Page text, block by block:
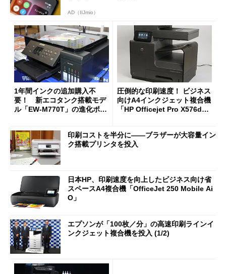
AD（IIJmio）
1年間インクの追加購入不
要！ 新エコタンク搭載モデ
ル「EW-M770T」の進化ポイ
圧倒的な印刷速度！ ビジネス
向けA4インクジェット複合機
「HP Officejet Pro X576d
印刷コストを半分に――ブラザーが大容量イン
ク搭載プリンタを投入
日本HP、印刷速度を向上したビジネス向け省
スペースA4複合機「OfficeJet 250 Mobile Ai
O」
エプソンが「100枚／分」の高速印刷ラインイ
ンクジェット複合機を投入 (1/2)